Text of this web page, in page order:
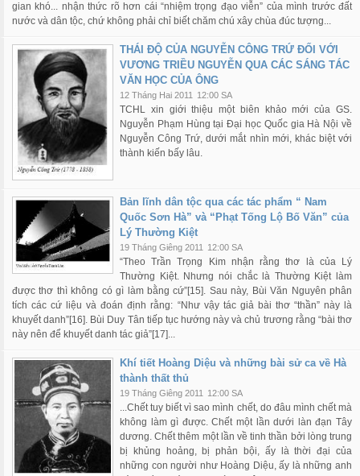
gian khó... nhận thức rõ hơn cái “nhiệm trọng đạo viễn” của mình trước đất
nước và dân tộc, chứ không phải chỉ biết chăm chú xây chùa đúc tượng...
THÁI ĐỘ CỦA NGUYỄN CÔNG TRỨ ĐỐI VỚI
VƯƠNG TRIỀU NGUYỄN QUA CÁC SÁNG TÁC
VĂN HỌC CỦA ÔNG
12 Tháng Hai 2011 12:00 SA
TCHL xin giới thiệu một biên khảo mới của GS.
Nguyễn Phạm Hùng tại Đại học Quốc gia Hà Nội về
Nguyễn Công Trứ, dưới mắt nhìn mới, khác biệt với
thành kiến bấy lâu.
Bản lĩnh dân tộc qua các tác phẩm “ Nam
Quốc Sơn Hà” và “Phạt Tống Lộ Bố Văn” của
Lý Thường Kiệt
19 Tháng Giêng 2011 12:00 SA
“Theo Trần Trọng Kim nhận rằng thơ là của Lý
Thường Kiệt. Nhưng nói chắc là Thường Kiệt làm
được thơ thì không có gì làm bằng cứ”[15]. Sau này, Bùi Văn Nguyên phân
tích các cứ liệu và đoán định rằng: “Như vậy tác giả bài thơ “thần” này là
khuyết danh”[16]. Bùi Duy Tân tiếp tục hướng này và chủ trương rằng “bài thơ
này nên để khuyết danh tác giả”[17]...
Khí tiết Hoàng Diệu và những bài sử ca về Hà
thành thất thủ
19 Tháng Giêng 2011 12:00 SA
...Chết tuy biết vì sao mình chết, do đâu mình chết mà
không làm gì được. Chết một lần dưới làn đạn Tây
dương. Chết thêm một lần về tinh thần bởi lòng trung
bị khủng hoảng, bị phản bội, ấy là thời đại của
những con người như Hoàng Diệu, ấy là những anh